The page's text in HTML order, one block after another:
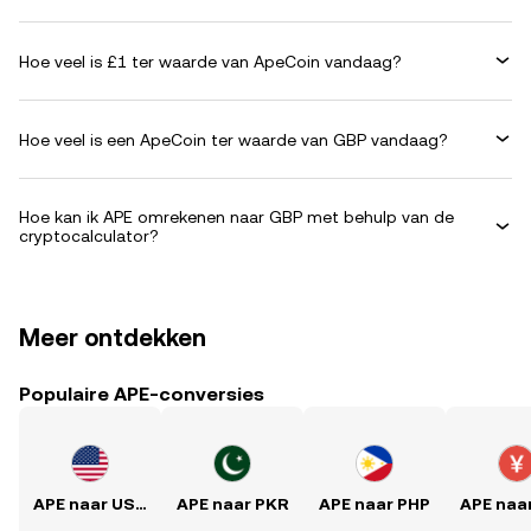
Hoe veel is £1 ter waarde van ApeCoin vandaag?
Hoe veel is een ApeCoin ter waarde van GBP vandaag?
Hoe kan ik APE omrekenen naar GBP met behulp van de
cryptocalculator?
Meer ontdekken
Populaire APE-conversies
APE naar USD APE naar PKR APE naar PHP APE